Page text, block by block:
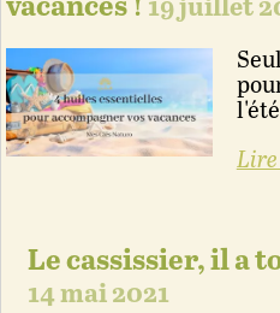
vacances ! 19 juillet
Lire
Le cassissier, il a
14 mai 2021